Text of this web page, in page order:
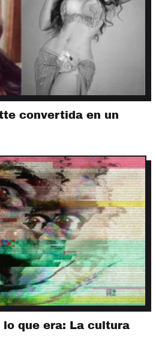
convertida en un
lo que era: La cultura